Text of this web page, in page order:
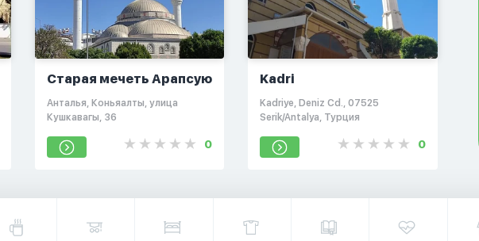
Старая мечеть Арапсую
Анталья, Коньяалты, улица
Кушкавагы, 36
0
Kadri
Kadriye, Deniz Cd., 07525
Serik/Antalya, Турция
0